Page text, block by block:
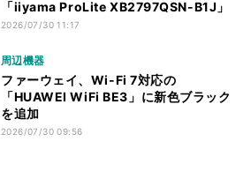
「iiyama ProLite XB2797QSN-B1J」
2026/07/30 11:17
周辺機器
ファーウェイ、Wi-Fi 7対応の
「HUAWEI WiFi BE3」に新色ブラック
を追加
2026/07/30 09:56